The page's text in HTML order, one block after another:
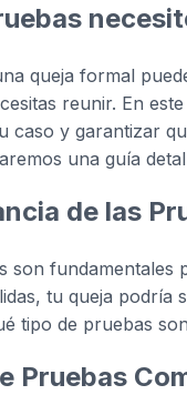
queja formal
reunir. En
caso y garantizar
una guía
de las
son fundamentales
tu queja podría
tipo de pruebas
Pruebas